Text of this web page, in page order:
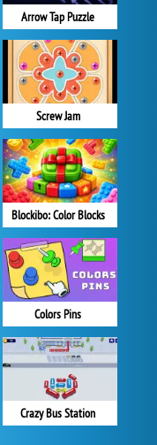
Arrow Tap Puzzle
Screw Jam
Blockibo: Color Blocks
Colors Pins
Crazy Bus Station